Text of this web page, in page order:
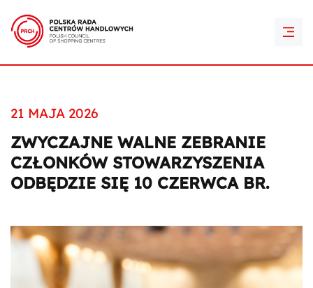
21 MAJA 2026
ZWYCZAJNE WALNE ZEBRANIE
CZŁONKÓW STOWARZYSZENIA
ODBĘDZIE SIĘ 10 CZERWCA BR.